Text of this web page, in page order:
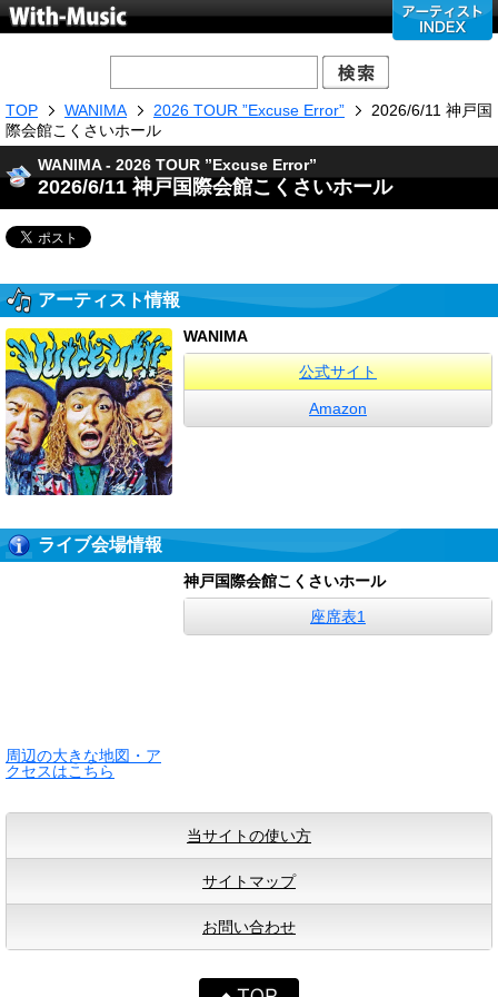
TOP WANIMA 2026 TOUR ”Excuse Error”
2026/6/11 神戸国
際会館こくさいホール
WANIMA - 2026 TOUR ”Excuse Error”
2026/6/11 神戸国際会館こくさいホール
アーティスト情報
WANIMA
公式サイト
Amazon
ライブ会場情報
周辺の大きな地図・ア
クセスはこちら
神戸国際会館こくさいホール
座席表1
当サイトの使い方
サイトマップ
お問い合わせ